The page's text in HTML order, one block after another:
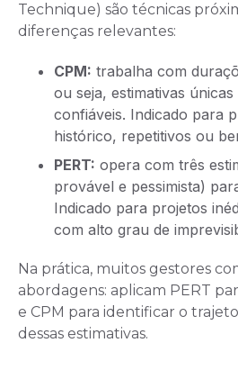
Technique) são técnicas
diferenças relevantes:
CPM: trabalha com
ou seja, estimativas
confiáveis. Indicado para
histórico, repetitivos ou
PERT: opera com três
provável e pessimista)
Indicado para projetos
com alto grau de
Na prática, muitos gestores
abordagens: aplicam PERT
e CPM para identificar o
dessas estimativas.